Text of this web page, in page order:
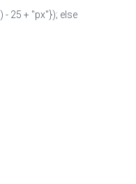
- 25 + "px"}); else